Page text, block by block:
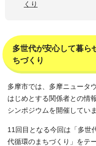
くり
多世代が安心して暮ら
ちづくり
多摩市では、多摩ニュータ
はじめとする関係者との情
シンポジウムを開催していま
11回目となる今回は「多世
代循環のまちづくり」をテ